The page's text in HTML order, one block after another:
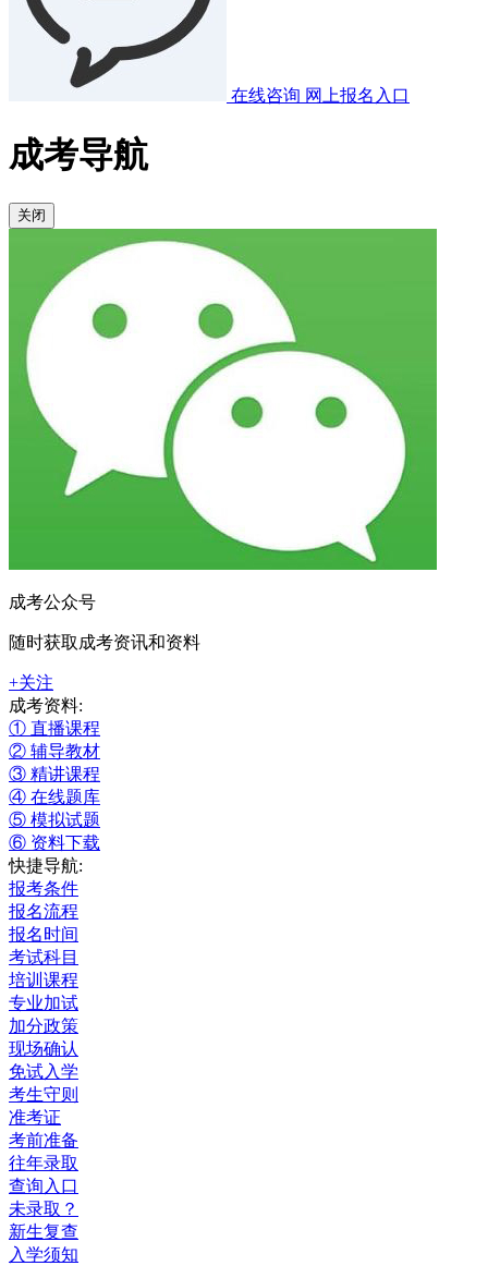
在线咨询 网上报名入口
成考导航
关闭
成考公众号
随时获取成考资讯和资料
+关注
成考资料:
① 直播课程
② 辅导教材
③ 精讲课程
④ 在线题库
⑤ 模拟试题
⑥ 资料下载
快捷导航:
报考条件
报名流程
报名时间
考试科目
培训课程
专业加试
加分政策
现场确认
免试入学
考生守则
准考证
考前准备
往年录取
查询入口
未录取？
新生复查
入学须知